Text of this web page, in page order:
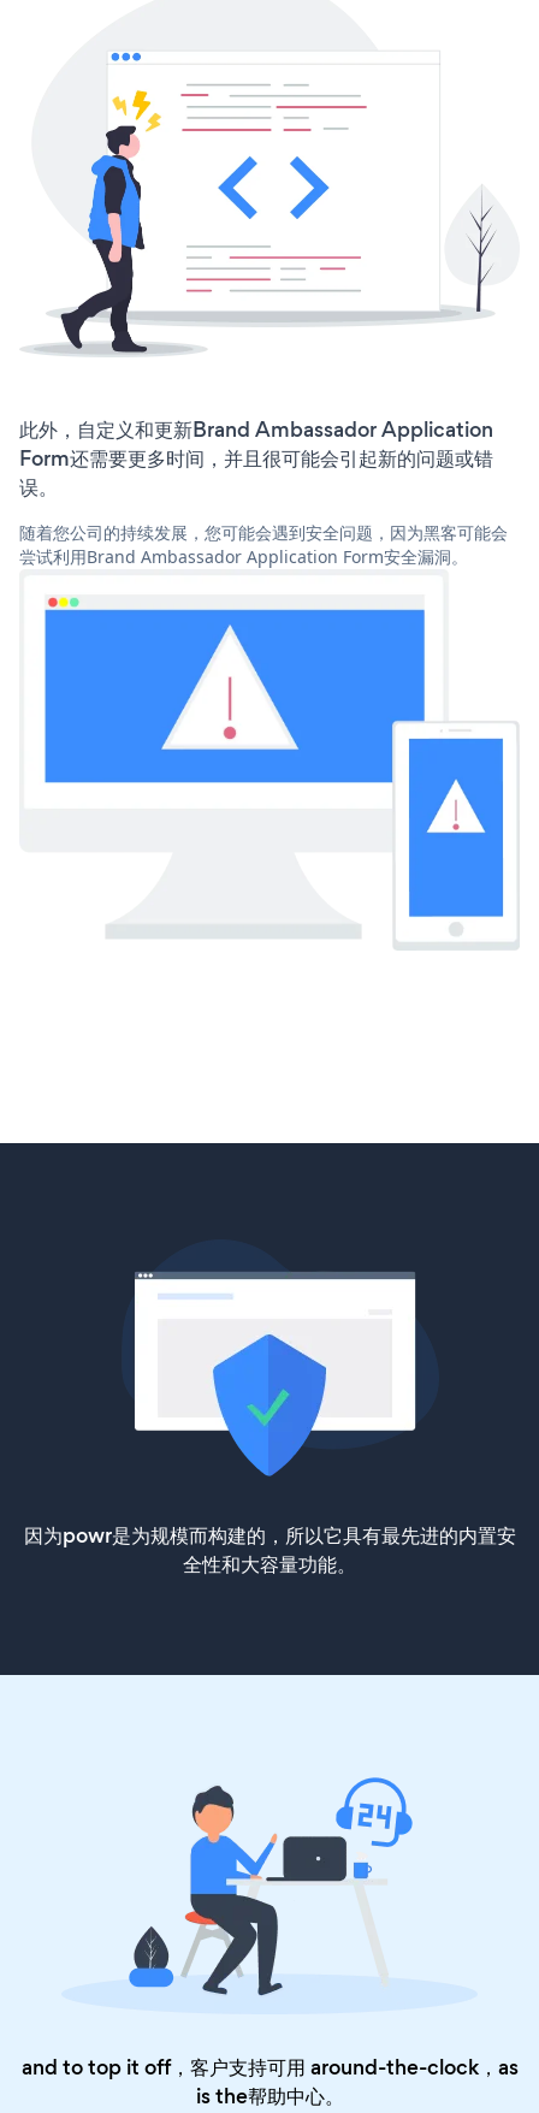
此外，自定义和更新Brand Ambassador Application
Form还需要更多时间，并且很可能会引起新的问题或错
误。
随着您公司的持续发展，您可能会遇到安全问题，因为黑客可能会
尝试利用Brand Ambassador Application Form安全漏洞。
因为powr是为规模而构建的，所以它具有最先进的内置安
全性和大容量功能。
and to top it off，客户支持可用 around-the-clock，as
is the帮助中心。